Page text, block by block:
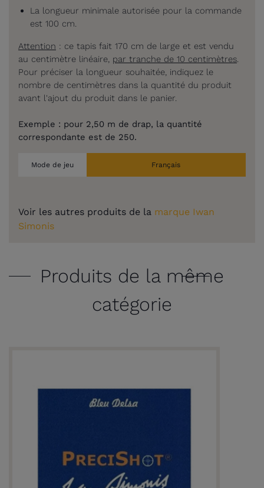
La longueur minimale autorisée pour la commande
est 100 cm.
Attention : ce tapis fait 170 cm de large et est vendu
au centimètre linéaire, par tranche de 10 centimètres.
Pour préciser la longueur souhaitée, indiquez le
nombre de centimètres dans la quantité du produit
avant l'ajout du produit dans le panier.
Exemple : pour 2,50 m de drap, la quantité
correspondante est de 250.
Mode de jeu Français
Voir les autres produits de la marque Iwan
Simonis
Produits de la même
catégorie